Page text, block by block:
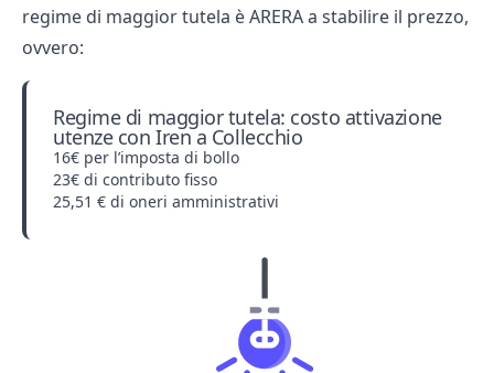
regime di maggior tutela è ARERA a stabilire il prezzo,
ovvero:
Regime di maggior tutela: costo attivazione
utenze con Iren a Collecchio
16€ per l’imposta di bollo
23€ di contributo fisso
25,51 € di oneri amministrativi